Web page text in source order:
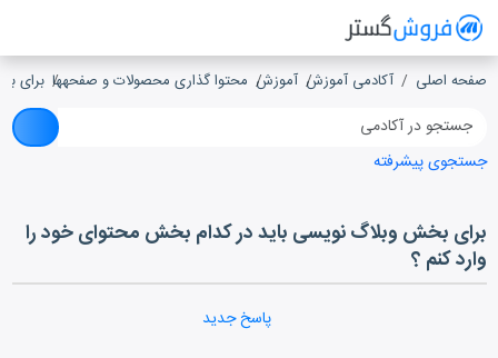
سیستم مدیریت فروش آنلاین
صفحه اصلی آکادمی آموزش آموزش محتوا گذاری محصولات و صفحه‎ها برای
جستجوی پیشرفته
برای بخش وبلاگ نویسی باید در کدام بخش محتوای خود را
وارد کنم ؟
پاسخ جدید